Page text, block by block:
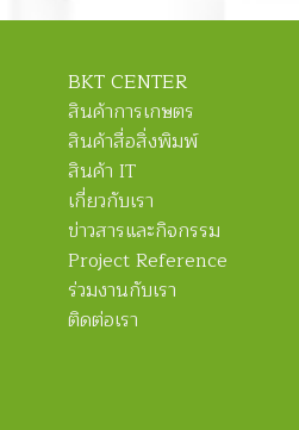
BKT CENTER
สินค้าการเกษตร
สินค้าสื่อสิ่งพิมพ์
สินค้า IT
เกี่ยวกับเรา
ข่าวสารและกิจกรรม
Project Reference
ร่วมงานกับเรา
ติดต่อเรา